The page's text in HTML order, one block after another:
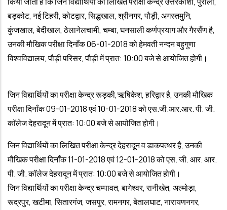
बड़कोट, नई टिहरी, कोटद्वार, सिद्धखाल, श्रीनगर, पौड़ी, अगस्तमुनि,
कुंजखाल, बेदीखाल, ठेलानेलचामी, चम्बा, घनसाली कर्णप्रयाग और गैरसैंण है,
उनकी मौखिक परीक्षा दिनाँक 06-01-2018 को हेमवती नन्दन बहुगुणा
विश्वविद्यालय, पौड़ी परिसर, पौड़ी में प्रात: 10:00 बजे से आयोजित होगी।
जिन विद्यार्थियों का परीक्षा केन्द्र रूड़की,ऋषिकेश, हरिद्वार है, उनकी मौखिक
परीक्षा दिनाँक 09-01-2018 एवं 10-01-2018 को एस.जी.आर.आर. पी. जी.
काॅलेज देहरादून में प्रात: 10:00 बजे से आयोजित होगी।
जिन विद्यार्थियों का लिखित परीक्षा केन्द्र देहरादून व डाकपत्थर है, उनकी
मौखिक परीक्षा दिनाँक 11-01-2018 एवं 12-01-2018 को एस. जी. आर. आर.
पी. जी. काॅलेज देहरादून में प्रात: 10:00 बजे से आयोजित होगी।
जिन विद्यार्थियों का परीक्षा केन्द्र चम्पावत, बागेश्वर, रानीखेत, अल्मोड़ा,
रूद्रपुर, खटीमा, सितारगंज, जसपुर, रामनगर, बेतालघाट, नारायणनगर,